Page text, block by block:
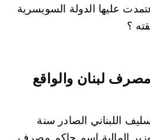
عليها الدولة السويسرية
؟
لبنان والواقع
اللبناني الصادر سنة